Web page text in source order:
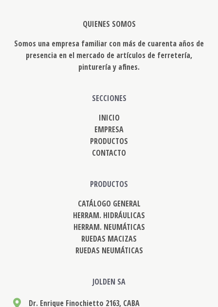
QUIENES SOMOS
Somos una empresa familiar con más de cuarenta años de
presencia en el mercado de artículos de ferretería,
pinturería y afines.
SECCIONES
INICIO
EMPRESA
PRODUCTOS
CONTACTO
PRODUCTOS
CATÁLOGO GENERAL
HERRAM. HIDRÁULICAS
HERRAM. NEUMÁTICAS
RUEDAS MACIZAS
RUEDAS NEUMÁTICAS
JOLDEN SA
Dr. Enrique Finochietto 2163, CABA